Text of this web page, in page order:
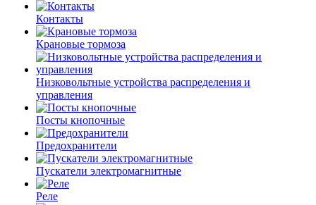
Контакты
Крановые тормоза
Низковольтные устройства распределения и
управления
Посты кнопочные
Предохранители
Пускатели электромагнитные
Реле